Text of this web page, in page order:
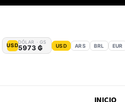
USD
DÓLAR · GS
5973 ₲ USD ARS BRL EUR
INICIO